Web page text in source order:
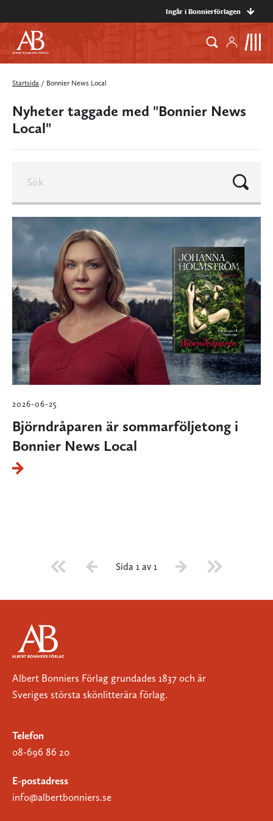
Ingår i Bonnierförlagen
Startsida / Bonnier News Local
Nyheter taggade med "Bonnier News
Local"
2026-06-25
Björndråparen är sommarföljetong i
Bonnier News Local
Sida 1 av 1
Albert Bonniers Förlag grundades 1837 och är
Sveriges största skönlitterära förlag.
Telefon
08-696 86 20
E-postadress
info@albertbonniers.se